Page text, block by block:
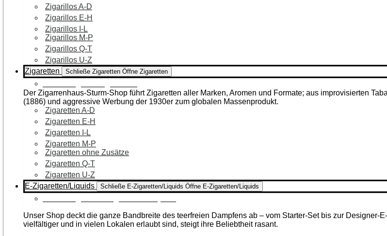
Zigarillos A-D
Zigarillos E-H
Zigarillos I-L
Zigarillos M-P
Zigarillos Q-T
Zigarillos U-Z
Zigaretten
Schließe Zigaretten Öffne Zigaretten
Der Zigarrenhaus-Sturm-Shop führt Zigaretten aller Marken, Aromen und Formate; aus improvisierten
(1886) und aggressive Werbung der 1930er zum globalen Massenprodukt.
Zigaretten A-D
Zigaretten E-H
Zigaretten I-L
Zigaretten M-P
Zigaretten ohne Zusätze
Zigaretten Q-T
Zigaretten U-Z
E-Zigaretten/Liquids
Schließe E-Zigaretten/Liquids Öffne E-Zigaretten/Liquids
Unser Shop deckt die ganze Bandbreite des teerfreien Dampfens ab – vom Starter-Set bis zur
vielfältiger und in vielen Lokalen erlaubt sind, steigt ihre Beliebtheit rasant.